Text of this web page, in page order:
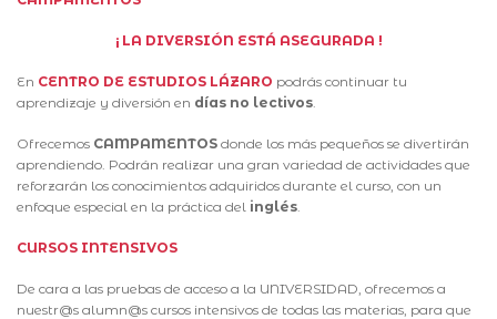
¡ LA DIVERSIÓN ESTÁ ASEGURADA !
En CENTRO DE ESTUDIOS LÁZARO podrás continuar tu
aprendizaje y diversión en días no lectivos
Ofrecemos CAMPAMENTOS donde los más pequeños se divertirán
aprendiendo. Podrán realizar una gran variedad de actividades que
reforzarán los conocimientos adquiridos durante el curso, con un
enfoque especial en la práctica del inglés
CURSOS INTENSIVOS
De cara a las pruebas de acceso a la UNIVERSIDAD, ofrecemos a
nuestr@s alumn@s cursos intensivos de todas las materias, para que